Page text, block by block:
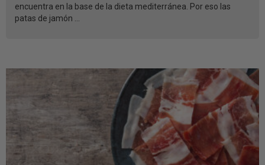
encuentra en la base de la dieta mediterránea. Por eso las
patas de jamón ...